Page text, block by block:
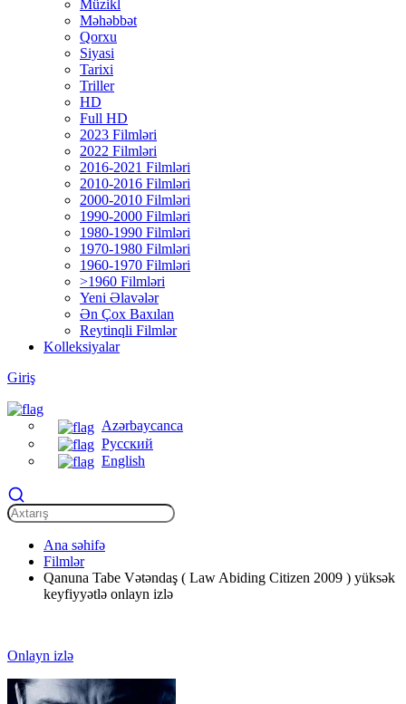
Müzikl
Məhəbbət
Qorxu
Siyasi
Tarixi
Triller
HD
Full HD
2023 Filmləri
2022 Filmləri
2016-2021 Filmləri
2010-2016 Filmləri
2000-2010 Filmləri
1990-2000 Filmləri
1980-1990 Filmləri
1970-1980 Filmləri
1960-1970 Filmləri
>1960 Filmləri
Yeni Əlavələr
Ən Çox Baxılan
Reytinqli Filmlər
Kolleksiyalar
Giriş
Azərbaycanca
Русский
English
Ana səhifə
Filmlər
Qanuna Tabe Vətəndaş ( Law Abiding Citizen 2009 ) yüksək
keyfiyyətlə onlayn izlə
Onlayn izlə